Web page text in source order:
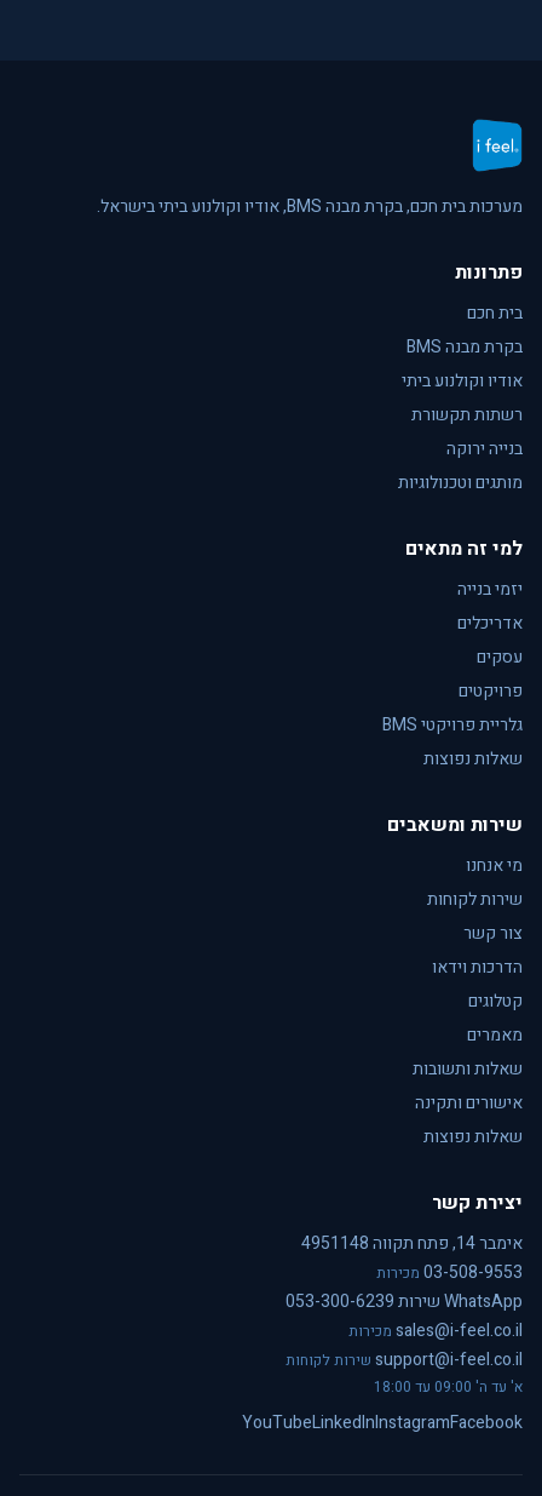
מערכות בית חכם, בקרת מבנה BMS, אודיו וקולנוע ביתי בישראל.
פתרונות
בית חכם
בקרת מבנה BMS
אודיו וקולנוע ביתי
רשתות תקשורת
בנייה ירוקה
מותגים וטכנולוגיות
למי זה מתאים
יזמי בנייה
אדריכלים
עסקים
פרויקטים
גלריית פרויקטי BMS
שאלות נפוצות
שירות ומשאבים
מי אנחנו
שירות לקוחות
צור קשר
הדרכות וידאו
קטלוגים
מאמרים
שאלות ותשובות
אישורים ותקינה
שאלות נפוצות
יצירת קשר
אימבר 14, פתח תקווה 4951148
03-508-9553 מכירות
WhatsApp שירות 053-300-6239
sales@i-feel.co.il מכירות
support@i-feel.co.il שירות לקוחות
א' עד ה' 09:00 עד 18:00
Facebook
Instagram
LinkedIn
YouTube